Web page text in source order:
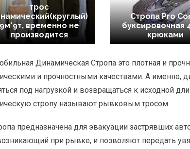
трос
временно не
производится
Стропа Pro
буксировочная
крюками
Динамическая Стропа это плотная и
и прочностными качествами. А именно,
под нагрузкой и возвращаться к исходной
стропу называют рывковым тросом.
предназначена для эвакуации застрявших
при рывке, и позволяют передать